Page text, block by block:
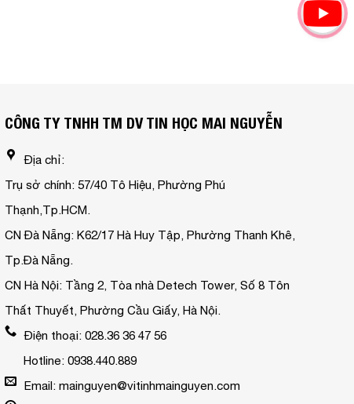
CÔNG TY TNHH TM DV TIN HỌC MAI NGUYỄN
Địa chỉ:
Trụ sở chính: 57/40 Tô Hiệu, Phường Phú
Thạnh,Tp.HCM.
CN Đà Nẵng: K62/17 Hà Huy Tập, Phường Thanh Khê,
Tp.Đà Nẵng.
CN Hà Nội: Tầng 2, Tòa nhà Detech Tower, Số 8 Tôn
Thất Thuyết, Phường Cầu Giấy, Hà Nội.
Điện thoại: 028.36 36 47 56
Hotline: 0938.440.889
Email: mainguyen@vitinhmainguyen.com